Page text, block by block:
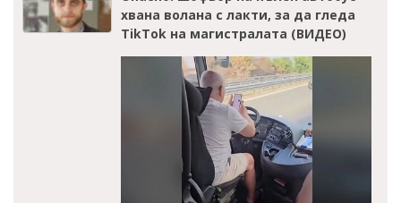
хвана волана с лакти, за да гледа
TikTok на магистралата (ВИДЕО)